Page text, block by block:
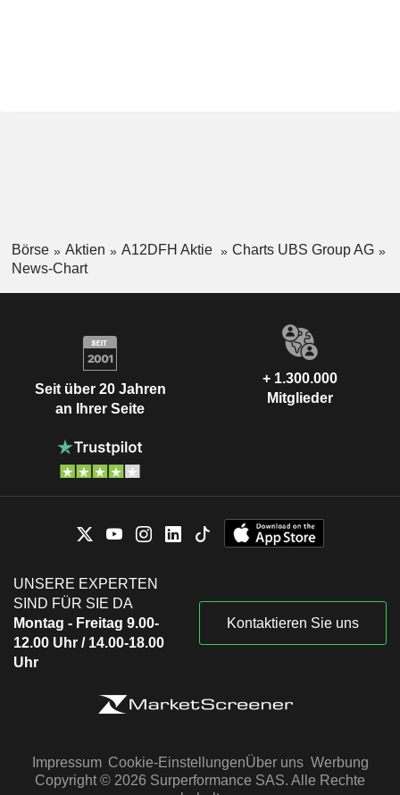
Börse Aktien A12DFH Aktie
Charts UBS Group AG
News-Chart
Seit über 20 Jahren
an Ihrer Seite
+ 1.300.000
Mitglieder
UNSERE EXPERTEN
SIND FÜR SIE DA
Montag - Freitag 9.00-
12.00 Uhr / 14.00-18.00
Uhr
Kontaktieren Sie uns
Impressum Cookie-EinstellungenÜber uns Werbung
Copyright © 2026 Surperformance SAS. Alle Rechte